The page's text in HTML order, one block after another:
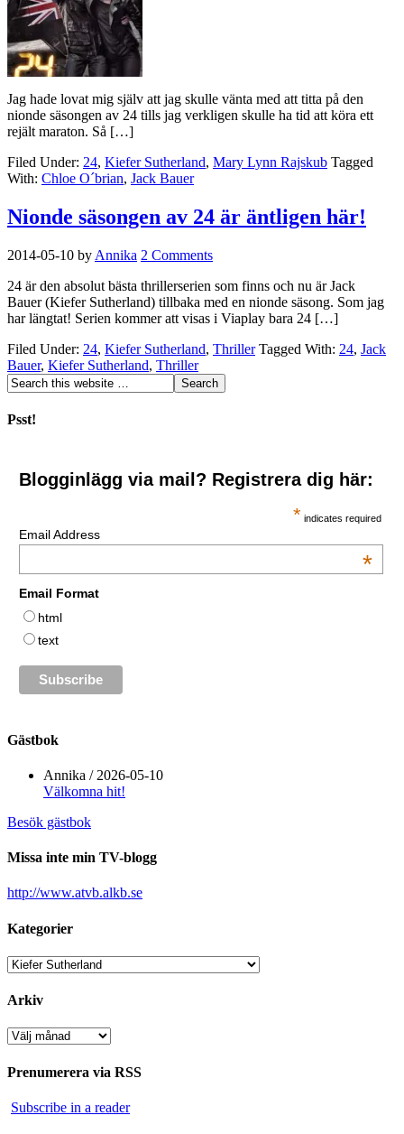
Jag hade lovat mig själv att jag skulle vänta med att titta på den
nionde säsongen av 24 tills jag verkligen skulle ha tid att köra ett
rejält maraton. Så […]
Filed Under: 24, Kiefer Sutherland, Mary Lynn Rajskub Tagged
With: Chloe O´brian, Jack Bauer
Nionde säsongen av 24 är äntligen här!
2014-05-10 by Annika 2 Comments
24 är den absolut bästa thrillerserien som finns och nu är Jack
Bauer (Kiefer Sutherland) tillbaka med en nionde säsong. Som jag
har längtat! Serien kommer att visas i Viaplay bara 24 […]
Filed Under: 24, Kiefer Sutherland, Thriller Tagged With: 24, Jack
Bauer, Kiefer Sutherland, Thriller
Psst!
Blogginlägg via mail? Registrera dig här:
* indicates required
Email Address
*
Email Format
html
text
Gästbok
Annika / 2026-05-10
Välkomna hit!
Besök gästbok
Missa inte min TV-blogg
http://www.atvb.alkb.se
Kategorier
Kategorier
Arkiv
Arkiv
Prenumerera via RSS
Subscribe in a reader